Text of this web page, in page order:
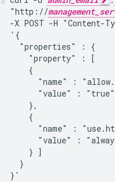
  "http://
-X POST -H "Content-
  '{
    "properties" : {
      "property" : [
      {
"name" :
        "value" : "true"
      },
      {
"name" :
"value" :
      } ]
    }
  }'